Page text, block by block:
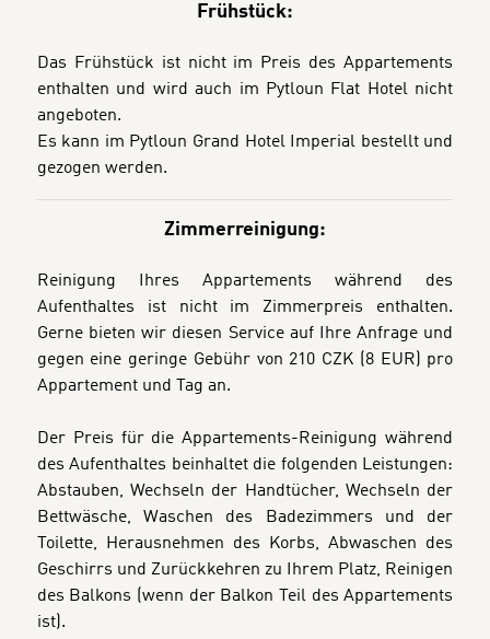
Frühstück:
Das Frühstück ist nicht im Preis des Appartements
enthalten und wird auch im Pytloun Flat Hotel nicht
angeboten.
Es kann im Pytloun Grand Hotel Imperial bestellt und
gezogen werden.
Zimmerreinigung:
Reinigung Ihres Appartements während des
Aufenthaltes ist nicht im Zimmerpreis enthalten.
Gerne bieten wir diesen Service auf Ihre Anfrage und
gegen eine geringe Gebühr von 210 CZK (8 EUR) pro
Appartement und Tag an.
Der Preis für die Appartements-Reinigung während
des Aufenthaltes beinhaltet die folgenden Leistungen:
Abstauben, Wechseln der Handtücher, Wechseln der
Bettwäsche, Waschen des Badezimmers und der
Toilette, Herausnehmen des Korbs, Abwaschen des
Geschirrs und Zurückkehren zu Ihrem Platz, Reinigen
des Balkons (wenn der Balkon Teil des Appartements
ist) .